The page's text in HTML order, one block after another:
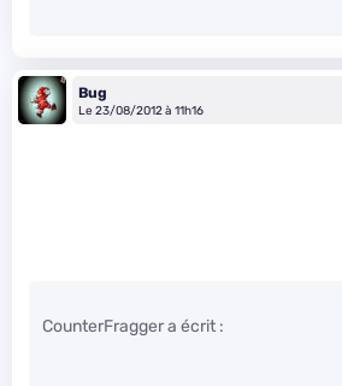
Bug
Le 23/08/2012 à 11h16
CounterFragger a écrit :